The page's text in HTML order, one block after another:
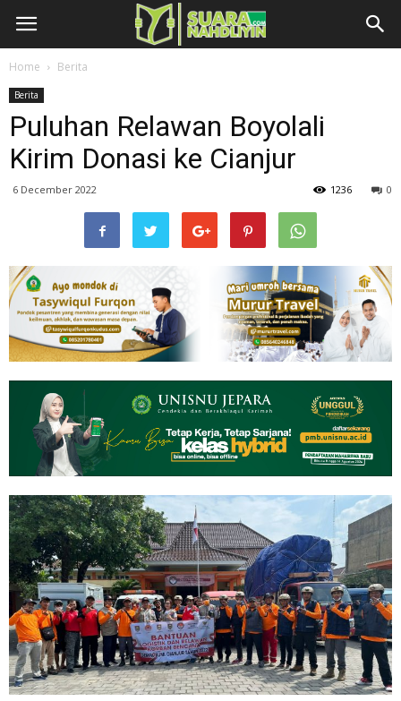
Home Berita
Berita
Puluhan Relawan Boyolali
Kirim Donasi ke Cianjur
6 December 2022 0
1236